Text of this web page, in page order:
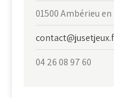
01500 Ambérieu en
04 26 08 97 60